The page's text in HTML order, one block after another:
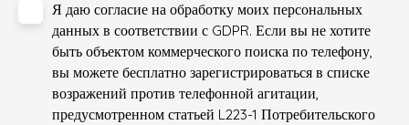
Я даю согласие на обработку моих персональных
данных в соответствии с GDPR. Если вы не хотите
быть объектом коммерческого поиска по телефону,
вы можете бесплатно зарегистрироваться в списке
возражений против телефонной агитации,
предусмотренном статьей L223-1 Потребительского